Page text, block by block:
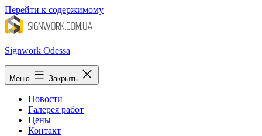
Перейти к содержимому
Signwork Odessa
Меню Закрыть
Новости
Галерея работ
Цены
Контакт